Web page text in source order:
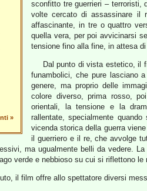
»
sconfitto tre guerrieri – terroristi,
volte cercato di assassinare il
affascinante, in tre o quattro
quella vera, per poi avvicinarsi
tensione fino alla fine, in attesa
Dal punto di vista estetico, il
funambolici, che pure lasciano
genere, ma proprio delle
colore diverso, prima rosso,
orientali, la tensione e la
rallentate, specialmente
vicenda storica della guerra
il guerriero e il re, che avvolge
ma ugualmente belli da vedere.
verde e nebbioso su cui si riflettono le
il film offre allo spettatore diversi